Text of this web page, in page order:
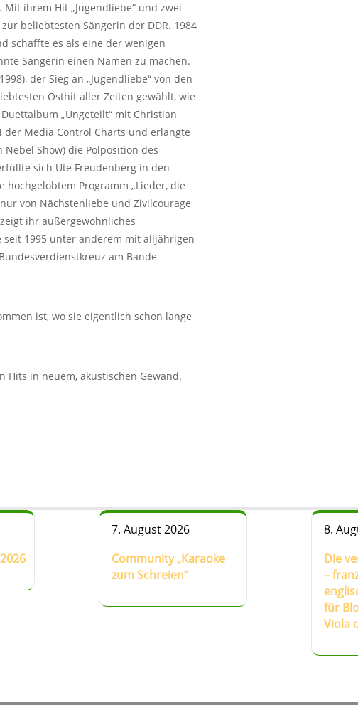
ihrem Hit „Jugendliebe“ und zwei
beliebtesten Sängerin der DDR. 1984
schaffte es als eine der wenigen
Sängerin einen Namen zu machen.
der Sieg an „Jugendliebe“ von den
Osthit aller Zeiten gewählt, wie
„Ungeteilt“ mit Christian
der Media Control Charts und erlangte
Nebel Show) die Polposition des
sich Ute Freudenberg in den
Programm „Lieder, die
von Nächstenliebe und Zivilcourage
ihr außergewöhnliches
seit 1995 unter anderem mit alljährigen
am Bande
ist, wo sie eigentlich schon lange
Hits in neuem, akustischen Gewand.
7. August 2026
Community „Karaoke
zum Schreien“
8.
Die
–
für
Viola